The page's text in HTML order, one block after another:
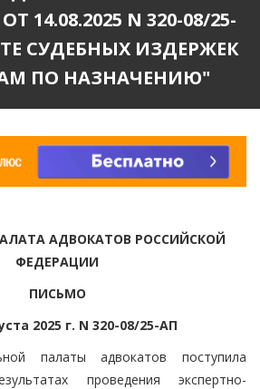
14.08.2025 N 320-08/25-
СУДЕБНЫХ ИЗДЕРЖЕК
ПО НАЗНАЧЕНИЮ"
АДВОКАТОВ РОССИЙСКОЙ
ФЕДЕРАЦИИ
ПИСЬМО
2025 г. N 320-08/25-АП
палаты адвокатов поступила
проведения экспертно-